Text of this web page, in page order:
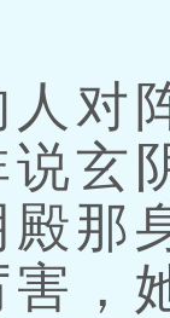
阵
玄
殿那
，